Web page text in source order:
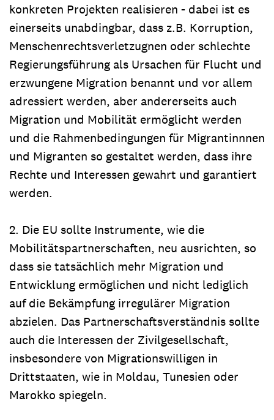
konkreten Projekten realisieren - dabei ist es
einerseits unabdingbar, dass z.B. Korruption,
Menschenrechtsverletzugnen oder schlechte
Regierungsführung als Ursachen für Flucht und
erzwungene Migration benannt und vor allem
adressiert werden, aber andererseits auch
Migration und Mobilität ermöglicht werden
und die Rahmenbedingungen für Migrantinnnen
und Migranten so gestaltet werden, dass ihre
Rechte und Interessen gewahrt und garantiert
werden.
2. Die EU sollte Instrumente, wie die
Mobilitätspartnerschaften, neu ausrichten, so
dass sie tatsächlich mehr Migration und
Entwicklung ermöglichen und nicht lediglich
auf die Bekämpfung irregulärer Migration
abzielen. Das Partnerschaftsverständnis sollte
auch die Interessen der Zivilgesellschaft,
insbesondere von Migrationswilligen in
Drittstaaten, wie in Moldau, Tunesien oder
Marokko spiegeln.